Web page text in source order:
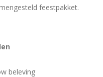
feestpakket.
beleving